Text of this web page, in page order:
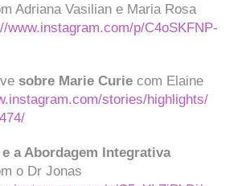
Adriana Vasilian e Maria Rosa
www.instagram.com/p/C4oSKFNP-
sobre Marie Curie com Elaine
com/stories/highlights/
a Abordagem Integrativa
o Dr Jonas